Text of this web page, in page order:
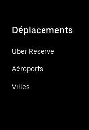
Déplacements
Uber Reserve
Aéroports
Villes